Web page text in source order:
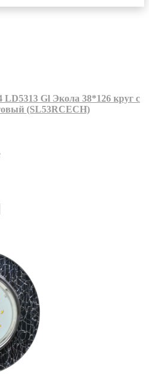
Gl Экола 38*126 круг с
(SL53RCECH)